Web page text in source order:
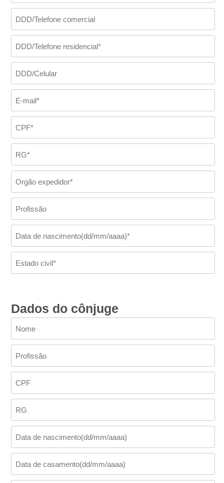
Dados do cônjuge